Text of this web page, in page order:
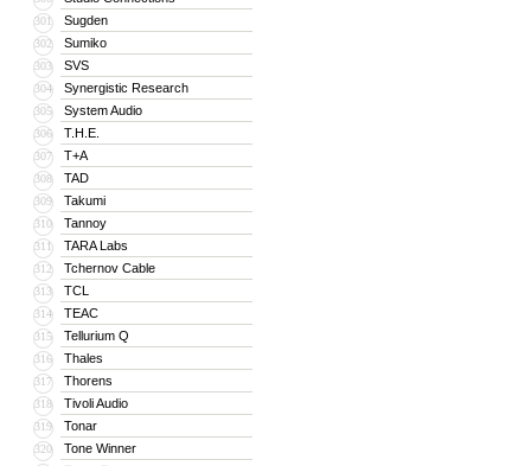
301 Sugden
302 Sumiko
303 SVS
304 Synergistic Research
305 System Audio
306 T.H.E.
307 T+A
308 TAD
309 Takumi
310 Tannoy
311 TARA Labs
312 Tchernov Cable
313 TCL
314 TEAC
315 Tellurium Q
316 Thales
317 Thorens
318 Tivoli Audio
319 Tonar
320 Tone Winner